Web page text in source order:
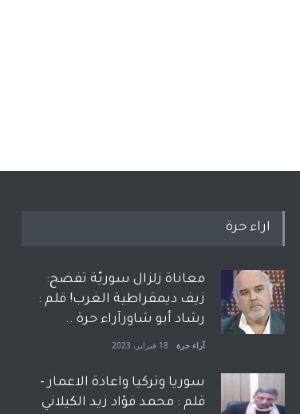
اراء حرة
معاناة زلزال سوريّة تفضح:
زيف ديمقراطية الغرب! قلم :
رشاد أبو شاورآراء حرة ..
آراء حرة 18 فبراير، 2023
سوريا وتركيا واعادة الاعمار -
قلم : محمد فؤاد زيد الكيلاني